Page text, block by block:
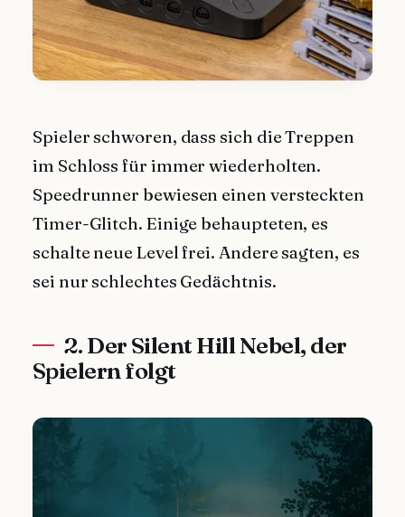
Spieler schworen, dass sich die Treppen
im Schloss für immer wiederholten.
Speedrunner bewiesen einen versteckten
Timer-Glitch. Einige behaupteten, es
schalte neue Level frei. Andere sagten, es
sei nur schlechtes Gedächtnis.
2. Der Silent Hill Nebel, der
Spielern folgt